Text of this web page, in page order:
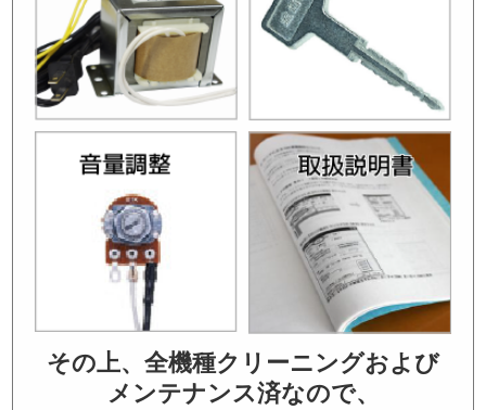
その上、全機種クリーニングおよび
メンテナンス済なので、